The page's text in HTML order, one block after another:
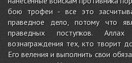
бою трофеи - все это
праведное дело, потому что
праведных поступков.
вознаграждения тех, кто творит
Его веления и выполнить свои